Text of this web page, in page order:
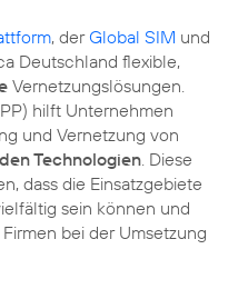
, derGlobal SIM und
Deutschland flexible,
Vernetzungslösungen.
hilft Unternehmen
und Vernetzung von
Technologien . Diese
dass die Einsatzgebiete
sein können und
bei der Umsetzung